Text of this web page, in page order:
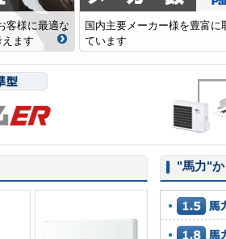
客様に最適な
ます
国内主要メーカー様を豊富に
ています
"馬力"